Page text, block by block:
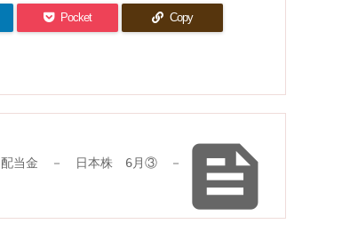
Pocket Copy

配当金 － 日本株 6月③ －